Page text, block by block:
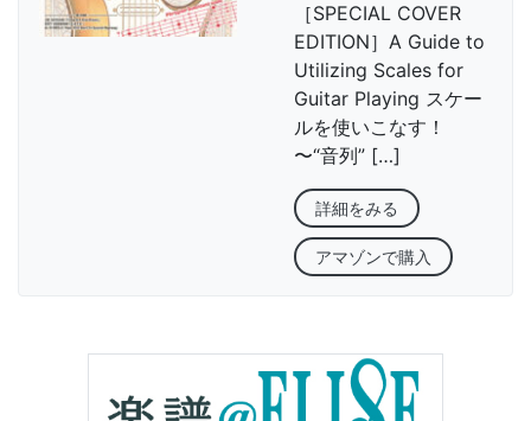
［SPECIAL COVER
EDITION］A Guide to
Utilizing Scales for
Guitar Playing スケー
ルを使いこなす！
〜“音列” […]
詳細をみる
アマゾンで購入